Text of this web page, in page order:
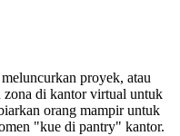
proyek, atau
zona di kantor virtual untuk
orang mampir untuk
"kue di pantry" kantor.